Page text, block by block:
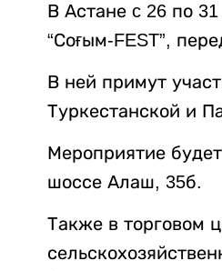
В Астане c 26 по
“Соғым-FEST”,
В ней примут
Туркестанской и
Мероприятие
шоссе Алаш, 35б.
Также в торговом